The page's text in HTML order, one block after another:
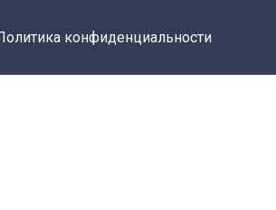
конфиденциальности